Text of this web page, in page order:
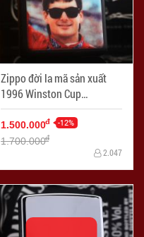
Zippo đời la mã sản xuất
1996 Winston Cup
champion Jeff Gordon
1.500.000đ -12%
1.700.000đ
2.047